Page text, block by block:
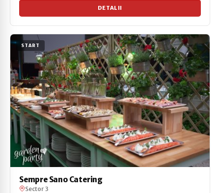
DETALII
START
Sempre Sano Catering
Sector 3